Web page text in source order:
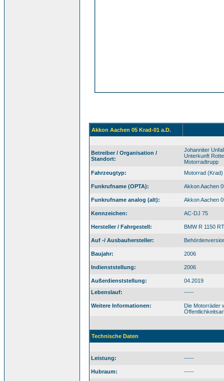
Akkon Aachen 05 Krad-01 a.D.
Betreiber / Organisation /
Standort:
Johanniter
Unterkunft
Motorradtrupp
Fahrzeugtyp:
Motorrad (Krad)
Funkrufname (OPTA): Akkon Aachen
Funkrufname analog (alt): Akkon Aachen
Kennzeichen: AC-DJ 75
Hersteller / Fahrgestell: BMW R 1150 RT
Auf -/ Ausbauhersteller:
Baujahr: 2006
Indienststellung: 2006
Außerdienststellung:
04.2019
Lebenslauf:
-----
Weitere Informationen:
Die Motorräder
Technische Daten
Leistung: -----
Hubraum: -----